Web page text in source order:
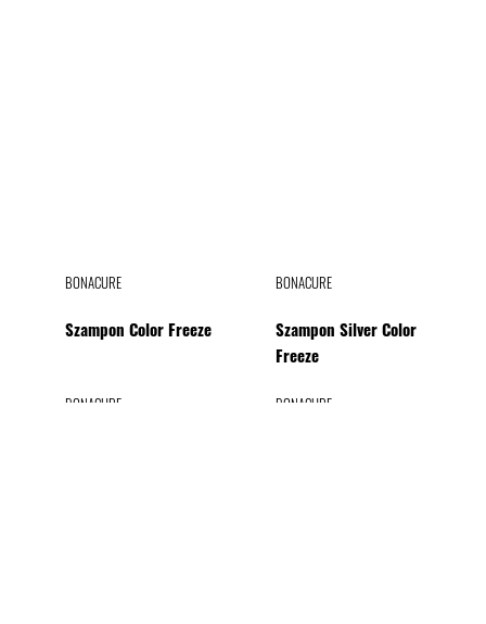
BONACURE
Szampon Color Freeze
BONACURE
Szampon Silver Color
Freeze
BONACURE BONACURE